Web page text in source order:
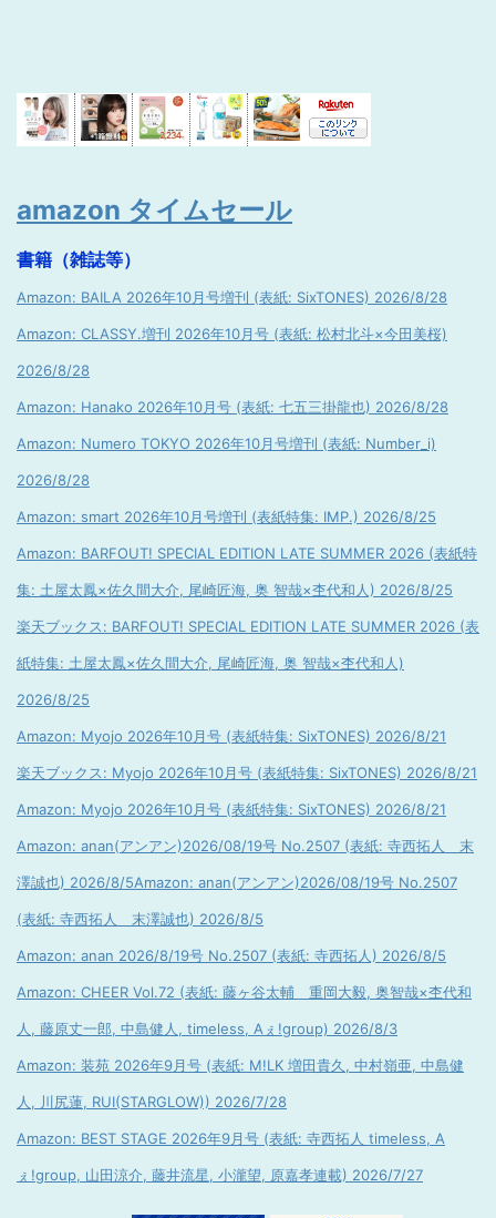
amazon タイムセール
書籍（雑誌等）
Amazon: BAILA 2026年10月号増刊 (表紙: SixTONES) 2026/8/28
Amazon: CLASSY.増刊 2026年10月号 (表紙: 松村北斗×今田美桜)
2026/8/28
Amazon: Hanako 2026年10月号 (表紙: 七五三掛龍也) 2026/8/28
Amazon: Numero TOKYO 2026年10月号増刊 (表紙: Number_i)
2026/8/28
Amazon: smart 2026年10月号増刊 (表紙特集: IMP.) 2026/8/25
Amazon: BARFOUT! SPECIAL EDITION LATE SUMMER 2026 (表紙特
集: 土屋太鳳×佐久間大介, 尾崎匠海, 奥 智哉×杢代和人) 2026/8/25
楽天ブックス: BARFOUT! SPECIAL EDITION LATE SUMMER 2026 (表
紙特集: 土屋太鳳×佐久間大介, 尾崎匠海, 奥 智哉×杢代和人)
2026/8/25
Amazon: Myojo 2026年10月号 (表紙特集: SixTONES) 2026/8/21
楽天ブックス: Myojo 2026年10月号 (表紙特集: SixTONES) 2026/8/21
Amazon: Myojo 2026年10月号 (表紙特集: SixTONES) 2026/8/21
Amazon: anan(アンアン)2026/08/19号 No.2507 (表紙: 寺西拓人 末
澤誠也) 2026/8/5Amazon: anan(アンアン)2026/08/19号 No.2507
(表紙: 寺西拓人 末澤誠也) 2026/8/5
Amazon: anan 2026/8/19号 No.2507 (表紙: 寺西拓人) 2026/8/5
Amazon: CHEER Vol.72 (表紙: 藤ヶ谷太輔 重岡大毅, 奥智哉×杢代和
人, 藤原丈一郎, 中島健人, timeless, Aぇ!group) 2026/8/3
Amazon: 装苑 2026年9月号 (表紙: M!LK 増田貴久, 中村嶺亜, 中島健
人, 川尻蓮, RUI(STARGLOW)) 2026/7/28
Amazon: BEST STAGE 2026年9月号 (表紙: 寺西拓人 timeless, A
ぇ!group, 山田涼介, 藤井流星, 小瀧望, 原嘉孝連載) 2026/7/27